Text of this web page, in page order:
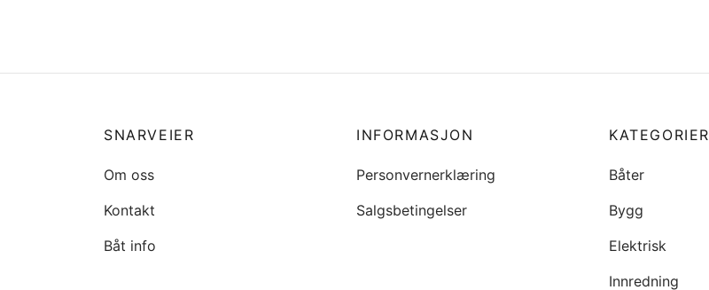
SNARVEIER
Om oss
Kontakt
Båt info
INFORMASJON
Personvernerklæring
Salgsbetingelser
KATEGORIER
Båter
Bygg
Elektrisk
Innredning